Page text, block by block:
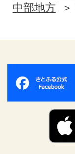
中部地方